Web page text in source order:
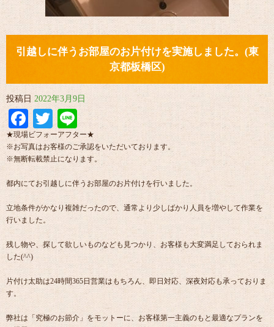
引越しに伴うお部屋のお片付けを実施しました。(東
京都板橋区)
投稿日 2022年3月9日
Facebook
Twitter
Line
★現場ビフォーアフター★
※お写真はお客様のご承認をいただいております。
※無断転載禁止になります。
都内にてお引越しに伴うお部屋のお片付けを行いました。
立地条件がかなり複雑だったので、通常より少しばかり人員を増やして作業を
行いました。
残し物や、探して欲しいものなども見つかり、お客様も大変満足しておられま
した(^^)
片付け太助は24時間365日営業はもちろん、即日対応、深夜対応も承っておりま
す。
弊社は「究極のお節介」をモットーに、お客様第一主義のもと最適なプランを